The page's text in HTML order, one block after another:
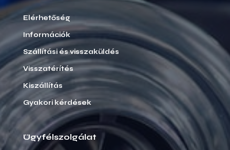
Elérhetőség
Információk
Szállítási és visszaküldés
Visszatérítés
Kiszállítás
Gyakori kérdések
Ügyfélszolgálat